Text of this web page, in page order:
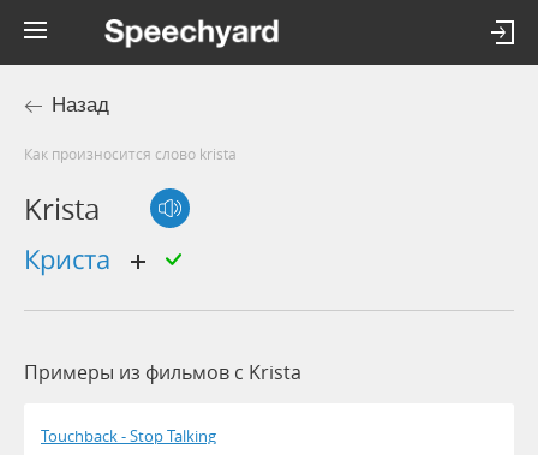
Назад
Как произносится слово krista
Krista
Криста
Примеры из фильмов c Krista
Touchback - Stop Talking